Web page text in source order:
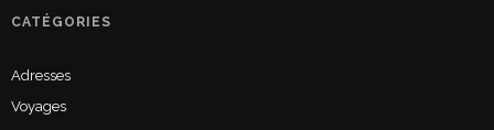
CATÉGORIES
Adresses
Voyages